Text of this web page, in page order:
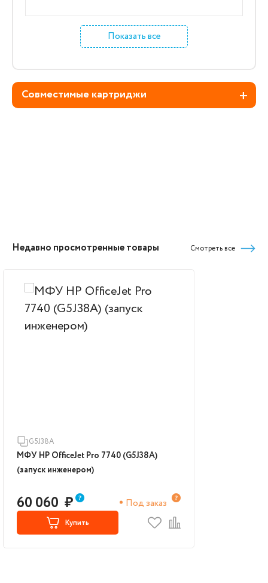
Показать все
Совместимые картриджи
Недавно просмотренные товары Смотреть все
G5J38A
МФУ HP OfficeJet Pro 7740 (G5J38A)
(запуск инженером)
60 060 ₽ Под заказ
Купить